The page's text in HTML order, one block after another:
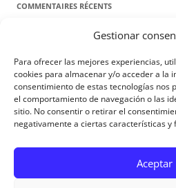
Gestionar
Para ofrecer las mejores experiencias,
cookies para almacenar y/o acceder a la
consentimiento de estas tecnologías nos
el comportamiento de navegación o las
sitio. No consentir o retirar el
negativamente a ciertas características y
Aceptar
COMMENTAIRES RÉCENTS
Proyecto Amor ConyugaldansContre
pour les époux : Luc 12, 8-12
Manuel MirallesdansContre toute
époux : Luc 12, 8-12